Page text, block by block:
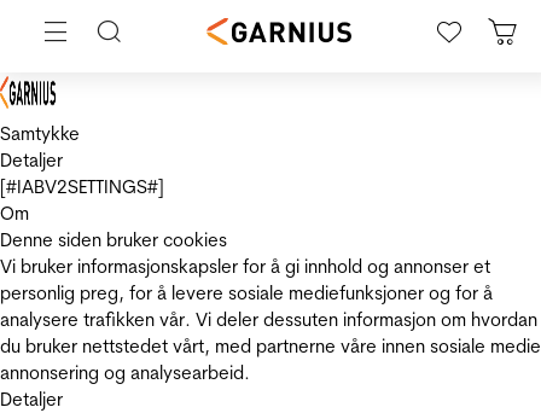
Samtykke
Detaljer
[#IABV2SETTINGS#]
Om
Denne siden bruker cookies
Vi bruker informasjonskapsler for å gi innhold og annonser et
personlig preg, for å levere sosiale mediefunksjoner og for å
analysere trafikken vår. Vi deler dessuten informasjon om hvordan
du bruker nettstedet vårt, med partnerne våre innen sosiale
annonsering og analysearbeid.
Detaljer